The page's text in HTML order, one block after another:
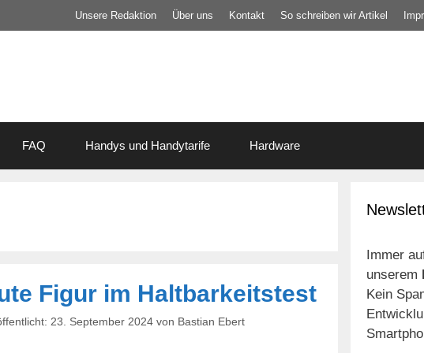
Unsere Redaktion Über uns Kontakt So schreiben wir Artikel
FAQ Handys und Handytarife Hardware
Figur im Haltbarkeitstest
23. September 2024 von Bastian Ebert
Immer
unserem
Kein